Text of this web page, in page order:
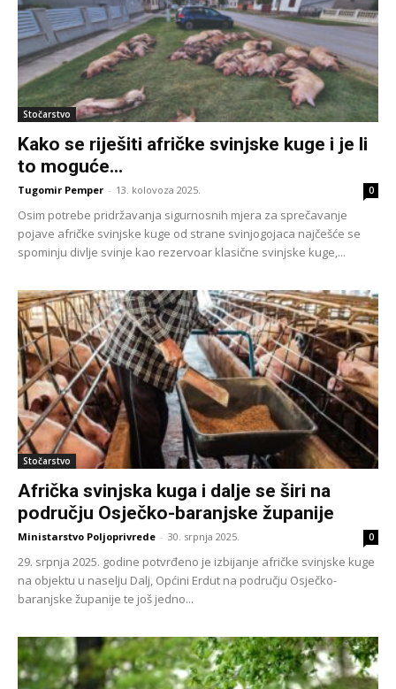
Stočarstvo
Kako se riješiti afričke svinjske kuge i je li
to moguće...
Tugomir Pemper - 13. kolovoza 2025. 0
Osim potrebe pridržavanja sigurnosnih mjera za sprečavanje
pojave afričke svinjske kuge od strane svinjogojaca najčešće se
spominju divlje svinje kao rezervoar klasične svinjske kuge,...
Stočarstvo
Afrička svinjska kuga i dalje se širi na
području Osječko-baranjske županije
Ministarstvo Poljoprivrede - 30. srpnja 2025. 0
29. srpnja 2025. godine potvrđeno je izbijanje afričke svinjske kuge
na objektu u naselju Dalj, Općini Erdut na području Osječko-
baranjske županije te još jedno...